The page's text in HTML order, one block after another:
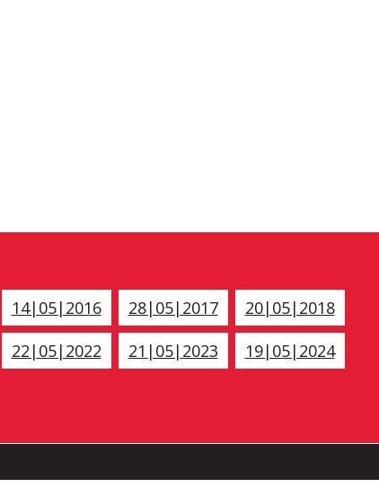
14|05|2016 28|05|2017
20|05|2018
22|05|2022 21|05|2023
19|05|2024